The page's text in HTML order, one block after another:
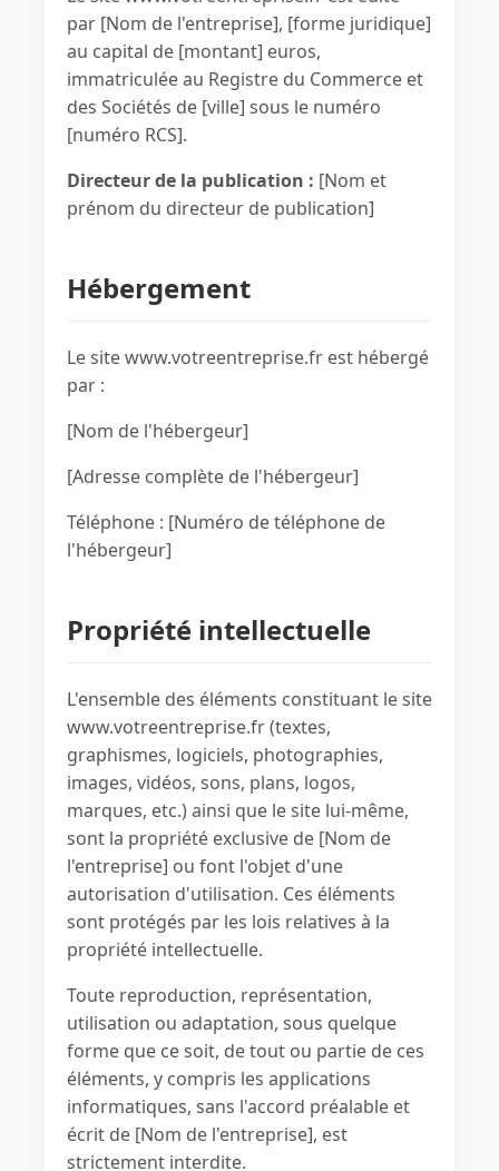
par [Nom de l'entreprise], [forme juridique]
au capital de [montant] euros,
immatriculée au Registre du Commerce et
des Sociétés de [ville] sous le numéro
[numéro RCS].
Directeur de la publication : [Nom et
prénom du directeur de publication]
Hébergement
Le site www.votreentreprise.fr est hébergé
par :
[Nom de l'hébergeur]
[Adresse complète de l'hébergeur]
Téléphone : [Numéro de téléphone de
l'hébergeur]
Propriété intellectuelle
L'ensemble des éléments constituant le site
www.votreentreprise.fr (textes,
graphismes, logiciels, photographies,
images, vidéos, sons, plans, logos,
marques, etc.) ainsi que le site lui-même,
sont la propriété exclusive de [Nom de
l'entreprise] ou font l'objet d'une
autorisation d'utilisation. Ces éléments
sont protégés par les lois relatives à la
propriété intellectuelle.
Toute reproduction, représentation,
utilisation ou adaptation, sous quelque
forme que ce soit, de tout ou partie de ces
éléments, y compris les applications
informatiques, sans l'accord préalable et
écrit de [Nom de l'entreprise], est
strictement interdite.